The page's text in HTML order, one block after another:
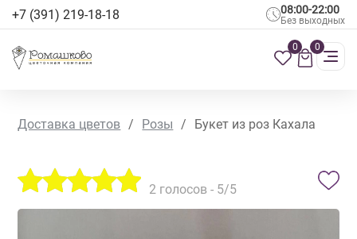
+7 (391) 219-18-18 08:00-22:00
Без выходных
0 0
Доставка цветов / Розы / Букет из роз Кахала
2 голосов - 5/5